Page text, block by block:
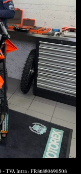
- TVA Intra : FR86880690508